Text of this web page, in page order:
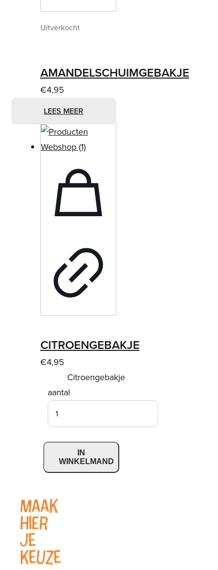
Uitverkocht
AMANDELSCHUIMGEBAKJE
€4,95
LEES MEER
CITROENGEBAKJE
€4,95
Citroengebakje
aantal
IN
WINKELMAND
Maak
hier
je
keuze